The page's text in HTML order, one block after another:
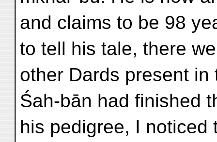
and claims to be 98
to tell his tale, there
other Dards present
Śah-bān had finished
his pedigree, I noticed